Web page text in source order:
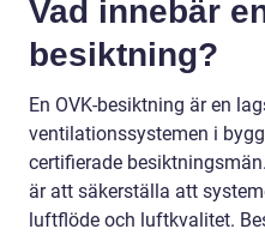
Vad innebär
besiktning?
En OVK-besiktning är en
ventilationssystemen i
certifierade
är att säkerställa att
luftflöde och luftkvalitet.